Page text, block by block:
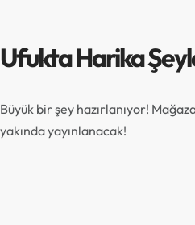
Ufukta Harika
Büyük bir şey hazırlanıyor!
yakında yayınlanacak!